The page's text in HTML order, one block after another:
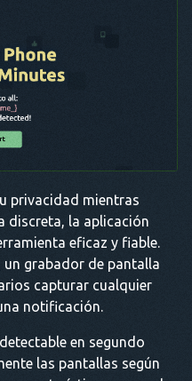
privacidad mientras
discreta, la aplicación
eficaz y fiable.
un grabador de pantalla
capturar cualquier
notificación.
en segundo
las pantallas según